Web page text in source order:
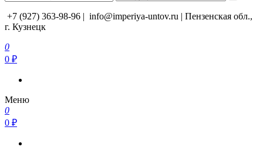
+7 (927) 363-98-96 | info@imperiya-untov.ru | Пензенская обл.,
г. Кузнецк
0
0 ₽
Меню
0
0 ₽